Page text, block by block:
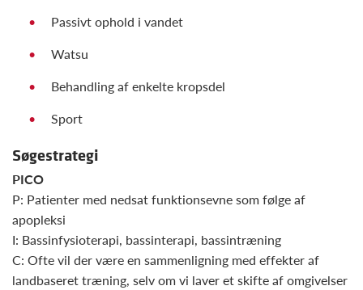
Passivt ophold i vandet
Watsu
Behandling af enkelte kropsdel
Sport
Søgestrategi
PICO
P: Patienter med nedsat funktionsevne som følge af
apopleksi
I: Bassinfysioterapi, bassinterapi, bassintræning
C: Ofte vil der være en sammenligning med effekter af
landbaseret træning, selv om vi laver et skifte af omgivelser